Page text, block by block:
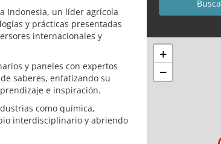
Indonesia, un líder agrícola
y prácticas presentadas
internacionales y
y paneles con expertos
saberes, enfatizando su
e inspiración.
como química,
interdisciplinario y abriendo
+
−